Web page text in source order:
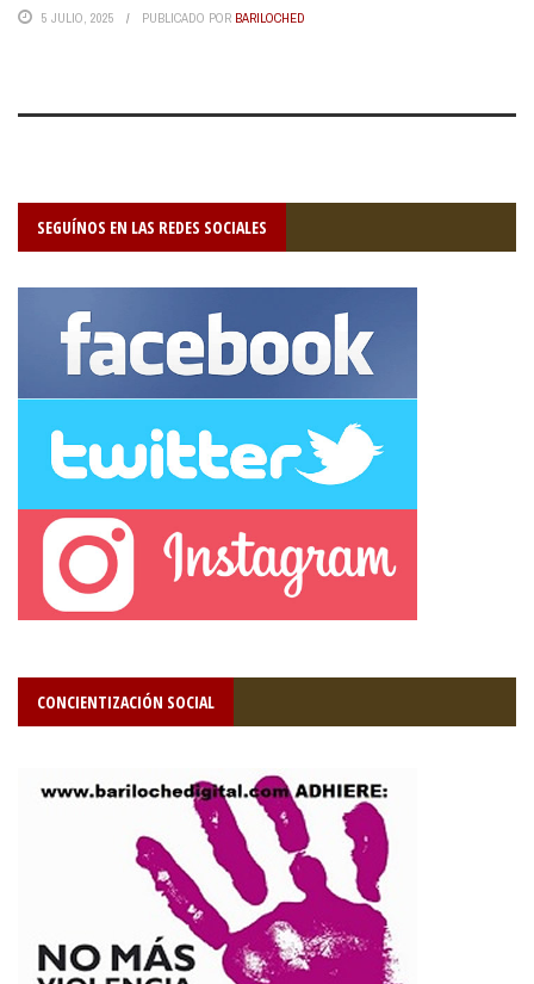
5 JULIO, 2025 PUBLICADO POR BARILOCHED
SEGUÍNOS EN LAS REDES SOCIALES
CONCIENTIZACIÓN SOCIAL